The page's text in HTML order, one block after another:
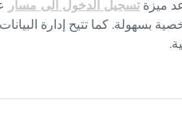
ميزة تسجيل الدخول الى مسار
بسهولة. كما تتيح إدارة